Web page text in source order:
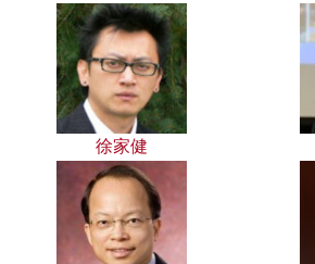
徐家健